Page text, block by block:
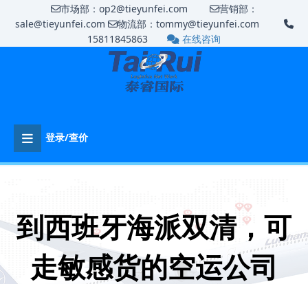
市场部：op2@tieyunfei.com
营销部：
sale@tieyunfei.com
物流部：tommy@tieyunfei.com
15811845863
在线咨询
登录/查价
到西班牙海派双清，可
走敏感货的空运公司